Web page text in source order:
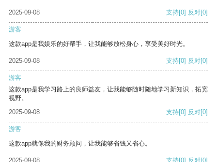
2025-09-08 支持[0] 反对[0]
游客
这款app是我娱乐的好帮手，让我能够放松身心，享受美好时光。
2025-09-08 支持[0] 反对[0]
游客
这款app是我学习路上的良师益友，让我能够随时随地学习新知识，拓宽
视野。
2025-09-08
支持[0] 反对[0]
游客
这款app就像我的财务顾问，让我能够省钱又省心。
2025-09-08 支持[0] 反对[0]